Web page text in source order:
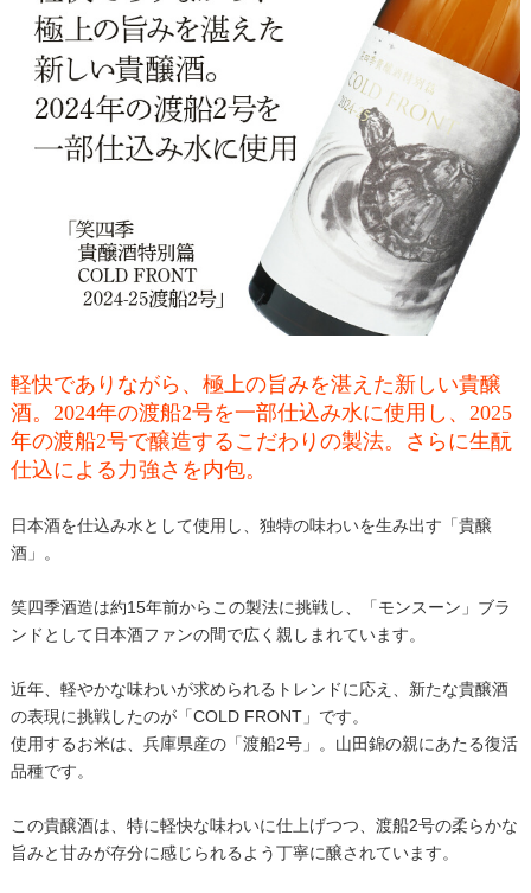
軽快でありながら、極上の旨みを湛えた新しい貴醸
酒。2024年の渡船2号を一部仕込み水に使用し、2025
年の渡船2号で醸造するこだわりの製法。さらに生酛
仕込による力強さを内包。
日本酒を仕込み水として使用し、独特の味わいを生み出す「貴醸
酒」。
笑四季酒造は約15年前からこの製法に挑戦し、「モンスーン」ブラ
ンドとして日本酒ファンの間で広く親しまれています。
近年、軽やかな味わいが求められるトレンドに応え、新たな貴醸酒
の表現に挑戦したのが「COLD FRONT」です。
使用するお米は、兵庫県産の「渡船2号」。山田錦の親にあたる復活
品種です。
この貴醸酒は、特に軽快な味わいに仕上げつつ、渡船2号の柔らかな
旨みと甘みが存分に感じられるよう丁寧に醸されています。